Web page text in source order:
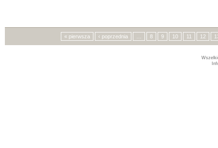
« pierwsza ‹ poprzednia 8 9 10 11 12